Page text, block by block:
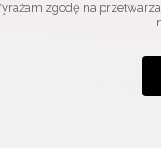
zgodę na